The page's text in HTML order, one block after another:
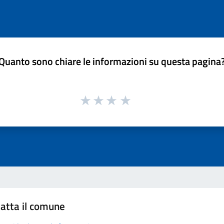
sono chiare le informazioni su questa
il comune